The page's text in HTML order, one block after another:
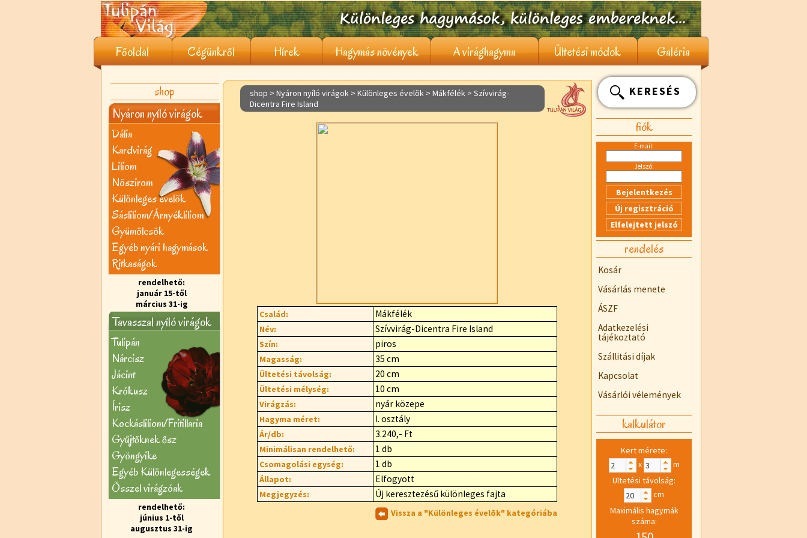
Főoldal Cégünkről Hírek Hagymás növények A virághagyma Ültetési módok Galéria
shop
Nyáron nyíló virágok
Dália
Kardvirág
Liliom
Nõszirom
Különleges évelõk
Sásliliom/Árnyékliliom
Gyümölcsök
Egyéb nyári hagymások
Ritkaságok
rendelhető:
január 15-től
március 31-ig
Tavasszal nyíló virágok
Tulipán
Nárcisz
Jácint
Krókusz
Írisz
Kockásliliom/Fritillaria
Gyűjtőknek ősz
Gyöngyike
Egyéb Különlegességek
Õsszel virágzóak
rendelhető:
június 1-től
augusztus 31-ig
shop > Nyáron nyíló virágok > Különleges évelõk > Mákfélék > Szívvirág-
Dicentra Fire Island
Család: Mákfélék
Név: Szívvirág-Dicentra Fire Island
Szín: piros
Magasság: 35 cm
Ültetési távolság: 20 cm
Ültetési mélység: 10 cm
Virágzás: nyár közepe
Hagyma méret: I. osztály
Ár/db: 3.240,- Ft
Minimálisan rendelhető: 1 db
Csomagolási egység: 1 db
Állapot: Elfogyott
Megjegyzés: Új keresztezésű különleges fajta
Vissza a "Különleges évelõk" kategóriába
KERESÉS
fiók
E-mail:
Jelszó:
rendelés
Kosár
Vásárlás menete
ÁSZF
Adatkezelési
tájékoztató
Szállitási díjak
Kapcsolat
Vásárlói vélemények
kalkulátor
Kert mérete:
x
m
Ültetési távolság:
cm
Maximális hagymák
száma: